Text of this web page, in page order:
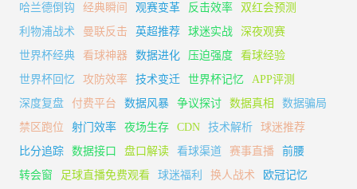
哈兰德倒钩
经典瞬间 观赛变革 反击效率
双红会预测
利物浦战术
曼联反击 英超推荐 球迷实战
深夜观赛
世界杯经典
看球神器 数据进化 压迫强度
看球经验
世界杯回忆
攻防效率 技术变迁 世界杯记忆
APP评测
深度复盘
付费平台 数据风暴 争议探讨 数据真相
数据骗局
禁区跑位
射门效率 夜场生存 CDN 技术解析
球迷推荐
比分追踪
数据接口 盘口解读 看球渠道 赛事直播
前腰
转会窗
足球直播免费观看 球迷福利 换人战术
欧冠记忆